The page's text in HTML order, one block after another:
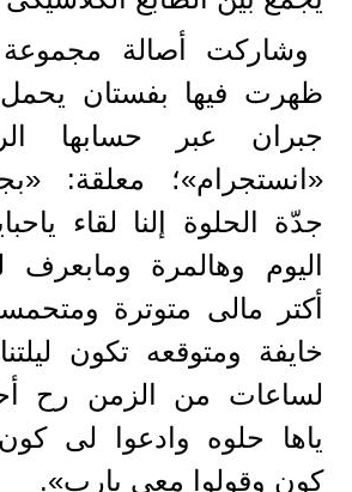
وشاركت أصالة مجموعة
ظهرت فيها بفستان يحمل
جبران عبر حسابها
«انستجرام»؛ معلقة:
جدّة الحلوة إلنا لقاء
اليوم وهالمرة
أكتر مالى متوترة
خايفة ومتوقعه تكون
لساعات من الزمن رح
ياها حلوه وادعوا لى
كون وقولوا معى يارب».